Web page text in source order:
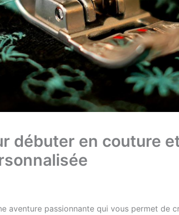
débuter en couture
aventure passionnante qui vous permet de